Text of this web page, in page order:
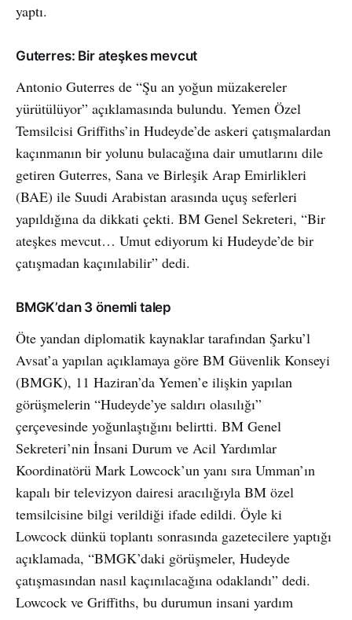
yaptı.
Guterres: Bir ateşkes mevcut
Antonio Guterres de “Şu an yoğun müzakereler
yürütülüyor” açıklamasında bulundu. Yemen Özel
Temsilcisi Griffiths’in Hudeyde’de askeri çatışmalardan
kaçınmanın bir yolunu bulacağına dair umutlarını dile
getiren Guterres, Sana ve Birleşik Arap Emirlikleri
(BAE) ile Suudi Arabistan arasında uçuş seferleri
yapıldığına da dikkati çekti. BM Genel Sekreteri, “Bir
ateşkes mevcut… Umut ediyorum ki Hudeyde’de bir
çatışmadan kaçınılabilir” dedi.
BMGK’dan 3 önemli talep
Öte yandan diplomatik kaynaklar tarafından Şarku’l
Avsat’a yapılan açıklamaya göre BM Güvenlik Konseyi
(BMGK), 11 Haziran’da Yemen’e ilişkin yapılan
görüşmelerin “Hudeyde’ye saldırı olasılığı”
çerçevesinde yoğunlaştığını belirtti. BM Genel
Sekreteri’nin İnsani Durum ve Acil Yardımlar
Koordinatörü Mark Lowcock’un yanı sıra Umman’ın
kapalı bir televizyon dairesi aracılığıyla BM özel
temsilcisine bilgi verildiği ifade edildi. Öyle ki
Lowcock dünkü toplantı sonrasında gazetecilere yaptığı
açıklamada, “BMGK’daki görüşmeler, Hudeyde
çatışmasından nasıl kaçınılacağına odaklandı” dedi.
Lowcock ve Griffiths, bu durumun insani yardım